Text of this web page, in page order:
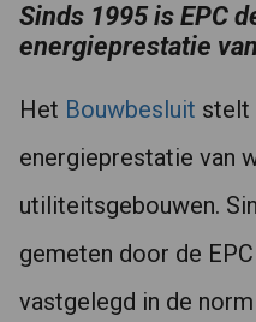
Sinds 1995 is EPC
energieprestatie
Het Bouwbesluit stelt
energieprestatie van
utiliteitsgebouwen.
gemeten door de
vastgelegd in de